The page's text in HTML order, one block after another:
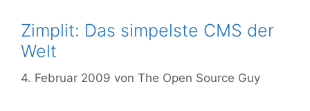
Zimplit: Das simpelste CMS der
Welt
4. Februar 2009 von The Open Source Guy